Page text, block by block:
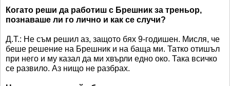
Когато реши да работиш с Брешник за треньор,
познаваше ли го лично и как се случи?
Д.Т.: Не съм решил аз, защото бях 9-годишен. Мисля, че
беше решение на Брешник и на баща ми. Татко отишъл
при него и му казал да ми хвърли едно око. Така всичко
се развило. Аз нищо не разбрах.